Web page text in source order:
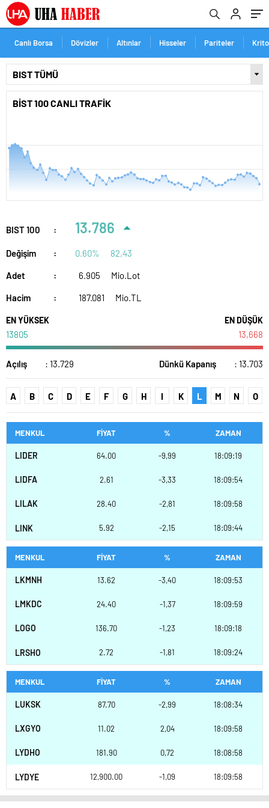
Canlı Borsa Dövizler Altınlar Hisseler Pariteler
BİST 100 CANLI TRAFİK
08:00 10:00 12:00
BIST 100 : 13.786
Değişim : 0.60% 82,43
Adet : 6.905 Mio.Lot
Hacim : 187.081 Mio.TL
EN YÜKSEK
13805
EN DÜŞÜK
13,668
Açılış : 13.729 Dünkü Kapanış : 13.703
A B C D E F G H I K L M N O
MENKUL FİYAT % ZAMAN
LIDER 64.00 -9,99 18:09:19
LIDFA 2.61 -3,33 18:09:54
LILAK 28.40 -2,81 18:09:58
LINK 5.92 -2,15 18:09:44
MENKUL FİYAT % ZAMAN
LKMNH 13.62 -3,40 18:09:53
LMKDC 24.40 -1,37 18:09:59
LOGO 136.70 -1,23 18:09:18
LRSHO 2.72 -1,81 18:09:24
MENKUL FİYAT % ZAMAN
LUKSK 87.70 -2,99 18:08:34
LXGYO 11.02 2,04 18:09:58
LYDHO 181.90 0,72 18:08:58
LYDYE 12,900.00 -1,09 18:09:58